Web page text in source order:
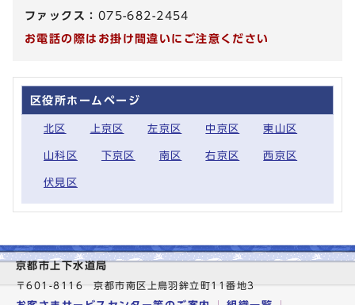
ファックス： 075-682-2454
お電話の際はお掛け間違いにご注意ください
区役所ホームページ
北区 上京区 左京区 中京区 東山区
山科区 下京区 南区 右京区 西京区
伏見区
京都市上下水道局
〒601-8116 京都市南区上鳥羽鉾立町11番地3